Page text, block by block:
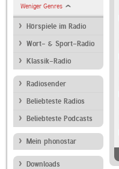
Weniger Genres
Hörspiele im Radio
Wort- & Sport-Radio
Klassik-Radio
Radiosender
Beliebteste Radios
Beliebteste Podcasts
Mein phonostar
Downloads